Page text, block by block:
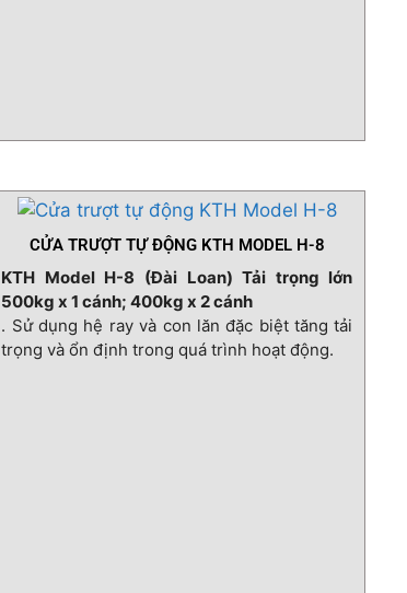
CỬA TRƯỢT TỰ ĐỘNG KTH MODEL H-8
KTH Model H-8 (Đài Loan) Tải trọng lớn
500kg x 1 cánh; 400kg x 2 cánh
. Sử dụng hệ ray và con lăn đặc biệt tăng tải
trọng và ổn định trong quá trình hoạt động.